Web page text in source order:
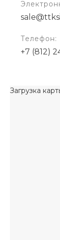
Телефон:
+7 (812)
Загрузка